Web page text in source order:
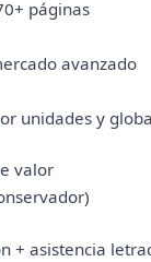
páginas
avanzado
unidades y
valor
+ asistencia